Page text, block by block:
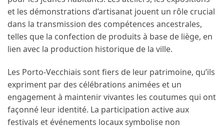
et les démonstrations d’artisanat jouent un rôle crucial
dans la transmission des compétences ancestrales,
telles que la confection de produits à base de liège, en
lien avec la production historique de la ville.
Les Porto-Vecchiais sont fiers de leur patrimoine, qu’ils
expriment par des célébrations animées et un
engagement à maintenir vivantes les coutumes qui ont
façonné leur identité. La participation active aux
festivals et événements locaux symbolise non